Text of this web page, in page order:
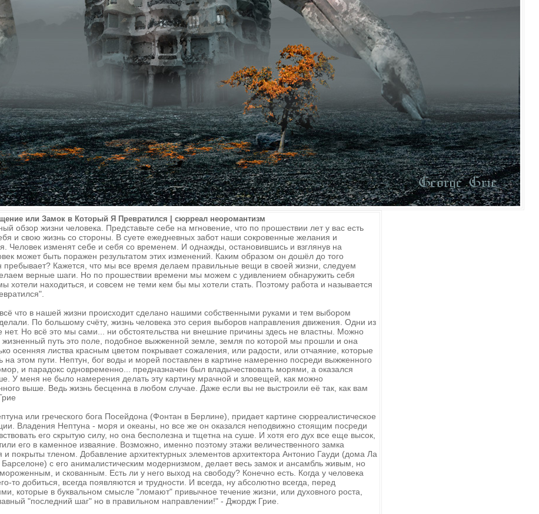
или Замок в Который Я Превратился | сюрреал неоромантизм
обзор жизни человека. Представьте себе на мгновение, что по прошествии лет у вас есть
и свою жизнь со стороны. В суете ежедневных забот наши сокровенные желания и
Человек изменят себе и себя со временем. И однажды, остановившись и взглянув на
может быть поражен результатом этих изменений. Каким образом он дошёл до того
пребывает? Кажется, что мы все время делаем правильные вещи в своей жизни, следуем
верные шаги. Но по прошествии времени мы можем с удивлением обнаружить себя
хотели находиться, и совсем не теми кем бы мы хотели стать. Поэтому работа и называется
что в нашей жизни происходит сделано нашими собственными руками и тем выбором
По большому счёту, жизнь человека это серия выборов направления движения. Одни из
нет. Но всё это мы сами... ни обстоятельства ни внешние причины здесь не властны. Можно
путь это поле, подобное выжженной земле, земля по которой мы прошли и она
осенняя листва красным цветом покрывает сожаления, или радости, или отчаяние, которые
на этом пути. Нептун, бог воды и морей поставлен в картине намеренно посреди выжженного
и парадокс одновременно... предназначен был владычествовать морями, а оказался
У меня не было намерения делать эту картину мрачной и зловещей, как можно
выше. Ведь жизнь бесценна в любом случае. Даже если вы не выстроили её так, как вам
или греческого бога Посейдона (Фонтан в Берлине), придает картине сюрреалистическое
Владения Нептуна - моря и океаны, но все же он оказался неподвижно стоящим посреди
его скрытую силу, но она бесполезна и тщетна на суше. И хотя его дух все еще высок,
его в каменное изваяние. Возможно, именно поэтому этажи величественного замка
покрыты тленом. Добавление архитектурных элементов архитектора Антонио Гауди (дома Ла
с его анималистическим модернизмом, делает весь замок и ансамбль живым, но
и скованным. Есть ли у него выход на свободу? Конечно есть. Когда у человека
то добиться, всегда появляются и трудности. И всегда, ну абсолютно всегда, перед
которые в буквальном смысле "ломают" привычное течение жизни, или духовного роста,
"последний шаг" но в правильном направлении!" - Джордж Грие.